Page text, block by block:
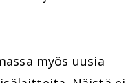
myös uusia